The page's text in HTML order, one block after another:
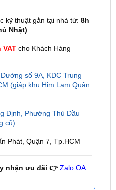
Nhật)
cho Khách Hàng
số 9A, KDC Trung
Định, Phường Thủ Dầu
cũ)
Phát, Quận 7, Tp.HCM
nhận ưu đãi 👉 Zalo OA